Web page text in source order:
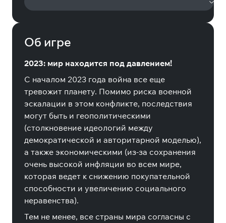
Об игре
2023: мир находится под давлением!
С началом 2023 года война все еще
тревожит планету. Помимо риска военной
эскалации в этом конфликте, последствия
могут быть и геополитическими
(столкновение идеологий между
демократической и авторитарной моделью),
а также экономическими (из-за сохранения
очень высокой инфляции во всем мире,
которая ведет к снижению покупательной
способности и увеличению социального
неравенства).
Тем не менее, все страны мира согласны с